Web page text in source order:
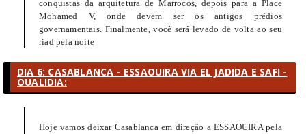
conquistas da arquitetura de Marrocos, depois para a Place
Mohamed V, onde devem ser os antigos prédios
governamentais. Finalmente, você será levado de volta ao seu
riad pela noite
DIA 6: CASABLANCA - ESSAOUIRA VIA EL JADIDA E SAFI -
OUALIDIA:
Hoje vamos deixar Casablanca em direção a ESSAOUIRA pela